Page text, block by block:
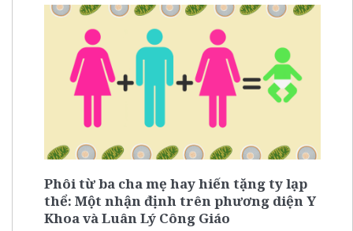
Phôi từ ba cha mẹ hay hiến tặng ty lạp
thể: Một nhận định trên phương diện Y
Khoa và Luân Lý Công Giáo